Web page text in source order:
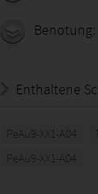
Benotung:
Enthaltene
PeAu9-XX1-A04
PeAu9-XX1-A04